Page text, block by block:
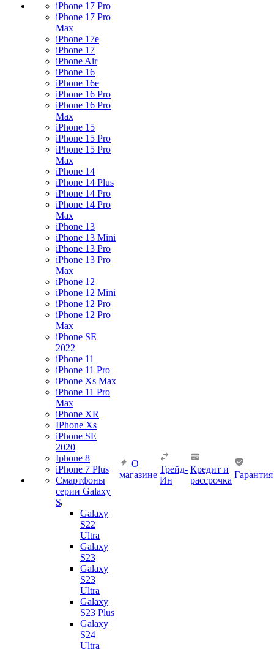
iPhone 17 Pro
iPhone 17 Pro
Max
iPhone 17e
iPhone 17
iPhone Air
iPhone 16
iPhone 16e
iPhone 16 Pro
iPhone 16 Pro
Max
iPhone 15
iPhone 15 Pro
iPhone 15 Pro
Max
iPhone 14
iPhone 14 Plus
iPhone 14 Pro
iPhone 14 Pro
Max
iPhone 13
iPhone 13 Mini
iPhone 13 Pro
iPhone 13 Pro
Max
iPhone 12
iPhone 12 Mini
iPhone 12 Pro
iPhone 12 Pro
Max
iPhone SE
2022
iPhone 11
iPhone 11 Pro
iPhone Xs Max
iPhone 11 Pro
Max
iPhone XR
IPhone Xs
iPhone SE
2020
Iphone 8
iPhone 7 Plus
Смартфоны
серии Galaxy
S
Galaxy
S22
Ultra
Galaxy
S23
Galaxy
S23
Ultra
Galaxy
S23 Plus
Galaxy
S24
Ultra
О
магазине
Трейд-
Ин
Кредит и
рассрочка
Гарантия